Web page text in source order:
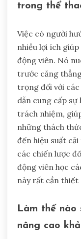
trong thể
Việc có người
nhiều lợi ích
động viên. Nó
trước căng
trọng đối với
dẫn cung cấp sự
trách nhiệm,
những thách
đến hiệu suất
các chiến lược
động viên học
này rất cần thiết
Làm thế
nâng cao